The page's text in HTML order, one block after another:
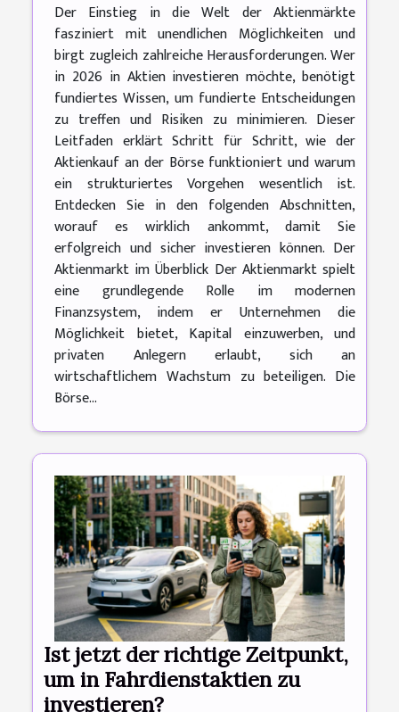
Der Einstieg in die Welt der Aktienmärkte
fasziniert mit unendlichen Möglichkeiten und
birgt zugleich zahlreiche Herausforderungen. Wer
in 2026 in Aktien investieren möchte, benötigt
fundiertes Wissen, um fundierte Entscheidungen
zu treffen und Risiken zu minimieren. Dieser
Leitfaden erklärt Schritt für Schritt, wie der
Aktienkauf an der Börse funktioniert und warum
ein strukturiertes Vorgehen wesentlich ist.
Entdecken Sie in den folgenden Abschnitten,
worauf es wirklich ankommt, damit Sie
erfolgreich und sicher investieren können. Der
Aktienmarkt im Überblick Der Aktienmarkt spielt
eine grundlegende Rolle im modernen
Finanzsystem, indem er Unternehmen die
Möglichkeit bietet, Kapital einzuwerben, und
privaten Anlegern erlaubt, sich an
wirtschaftlichem Wachstum zu beteiligen. Die
Börse...
Ist jetzt der richtige Zeitpunkt,
um in Fahrdienstaktien zu
investieren?